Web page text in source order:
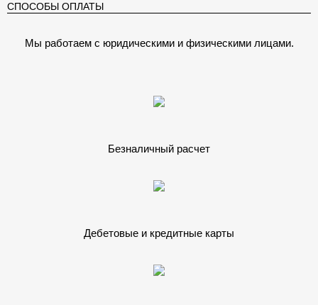
СПОСОБЫ ОПЛАТЫ
Мы работаем с юридическими и физическими лицами.
Безналичный расчет
Дебетовые и кредитные карты